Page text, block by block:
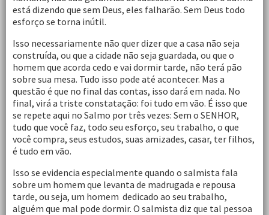
está dizendo que sem Deus, eles falharão. Sem Deus todo
esforço se torna inútil.
Isso necessariamente não quer dizer que a casa não seja
construída, ou que a cidade não seja guardada, ou que o
homem que acorda cedo e vai dormir tarde, não terá pão
sobre sua mesa. Tudo isso pode até acontecer. Mas a
questão é que no final das contas, isso dará em nada. No
final, virá a triste constatação: foi tudo em vão. É isso que
se repete aqui no Salmo por três vezes: Sem o SENHOR,
tudo que você faz, todo seu esforço, seu trabalho, o que
você compra, seus estudos, suas amizades, casar, ter filhos,
é tudo em vão.
Isso se evidencia especialmente quando o salmista fala
sobre um homem que levanta de madrugada e repousa
tarde, ou seja, um homem dedicado ao seu trabalho,
alguém que mal pode dormir. O salmista diz que tal pessoa